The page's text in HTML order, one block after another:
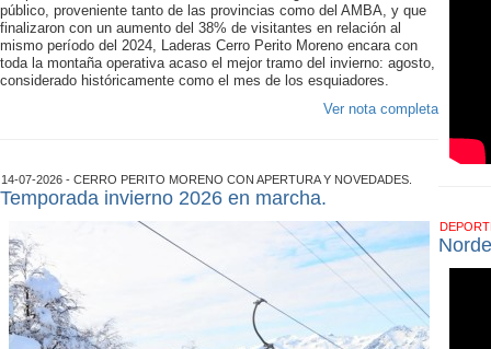
público, proveniente tanto de las provincias como del AMBA, y que
finalizaron con un aumento del 38% de visitantes en relación al
mismo período del 2024, Laderas Cerro Perito Moreno encara con
toda la montaña operativa acaso el mejor tramo del invierno: agosto,
considerado históricamente como el mes de los esquiadores.
Ver nota completa
14-07-2026 - CERRO PERITO MORENO CON APERTURA Y NOVEDADES.
Temporada invierno 2026 en marcha.